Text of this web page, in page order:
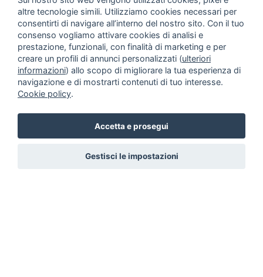
altre tecnologie simili. Utilizziamo cookies necessari per
consentirti di navigare all’interno del nostro sito. Con il tuo
consenso vogliamo attivare cookies di analisi e
prestazione, funzionali, con finalità di marketing e per
creare un profili di annunci personalizzati (ulteriori
informazioni) allo scopo di migliorare la tua esperienza di
navigazione e di mostrarti contenuti di tuo interesse.
Cookie policy.
Accetta e prosegui
Gestisci le impostazioni